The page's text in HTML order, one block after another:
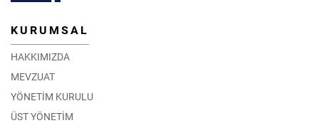
KURUMSAL
HAKKIMIZDA
MEVZUAT
YÖNETİM KURULU
ÜST YÖNETİM